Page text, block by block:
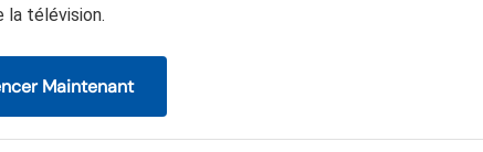
la télévision.
Maintenant